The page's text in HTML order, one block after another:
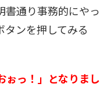
書通り事務的にやっ
ンを押してみる
ぉっ！」となりまし